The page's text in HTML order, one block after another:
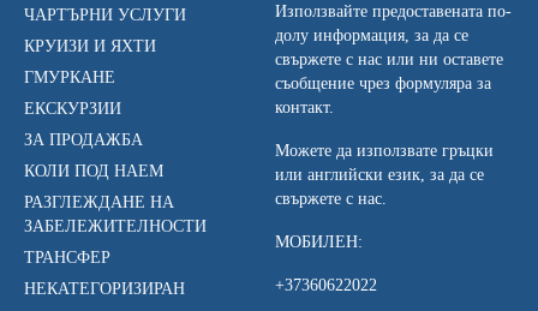
ЧАРТЪРНИ УСЛУГИ
КРУИЗИ И ЯХТИ
ГМУРКАНЕ
ЕКСКУРЗИИ
ЗА ПРОДАЖБА
КОЛИ ПОД НАЕМ
РАЗГЛЕЖДАНЕ НА
ЗАБЕЛЕЖИТЕЛНОСТИ
ТРАНСФЕР
НЕКАТЕГОРИЗИРАН
Използвайте предоставената по-
долу информация, за да се
свържете с нас или ни оставете
съобщение чрез формуляра за
контакт.
Можете да използвате гръцки
или английски език, за да се
свържете с нас.
МОБИЛЕН:
+37360622022